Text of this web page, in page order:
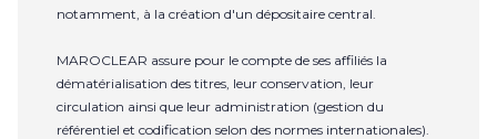
notamment, à la création d'un dépositaire central.
MAROCLEAR assure pour le compte de ses affiliés la
dématérialisation des titres, leur conservation, leur
circulation ainsi que leur administration (gestion du
référentiel et codification selon des normes internationales).